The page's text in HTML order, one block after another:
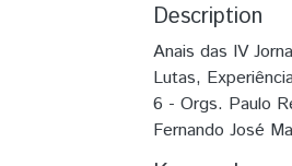
Description
Anais das IV
Lutas,
6 - Orgs. Paulo
Fernando José